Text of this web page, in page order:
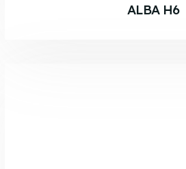
ALBA H6